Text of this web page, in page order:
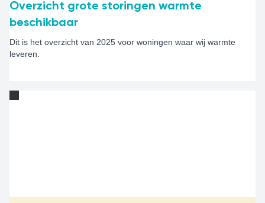
Overzicht grote storingen warmte
beschikbaar
Dit is het overzicht van 2025 voor woningen waar wij warmte
leveren.